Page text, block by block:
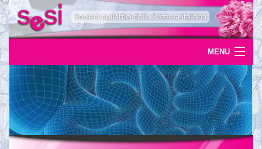
MENU
Home
Uscite
Eventi